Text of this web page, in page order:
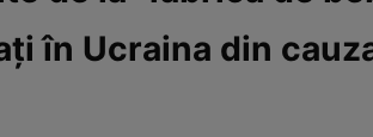
TehnologieNaționalSport
în Ucraina din